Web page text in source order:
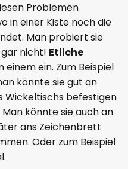
Problemen
in einer Kiste noch die
Man probiert sie
gar nicht! Etliche
einem ein. Zum Beispiel
könnte sie gut an
Wickeltischs befestigen
könnte sie auch an
ans Zeichenbrett
Oder zum Beispiel